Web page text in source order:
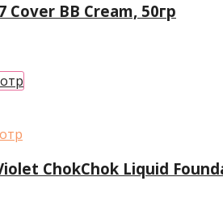
Cover BB Cream, 50гр
ChokChok Liquid